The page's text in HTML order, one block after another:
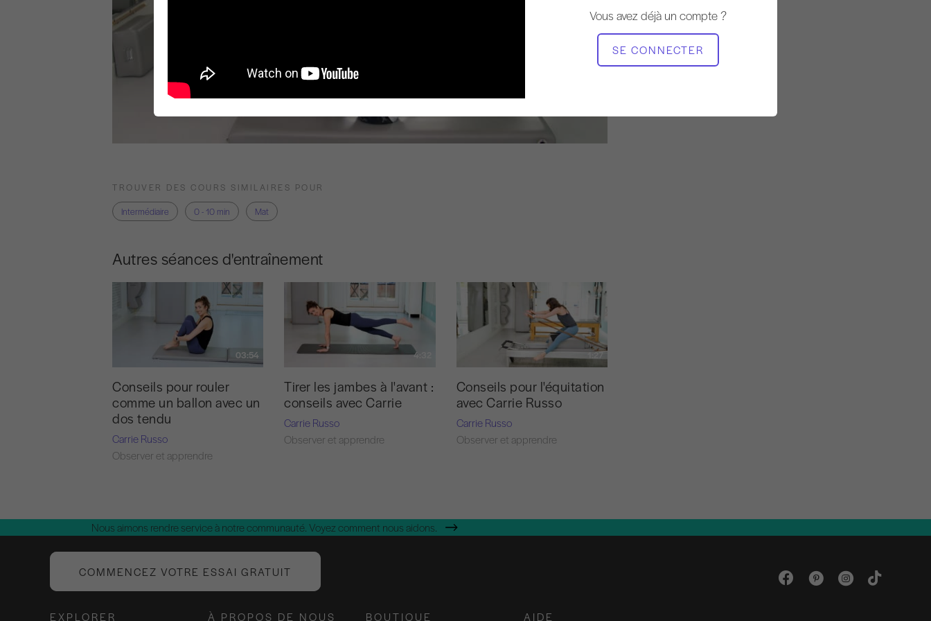
Vous avez déjà un compte ?
SE CONNECTER
MATÉRIEL NÉCESSAIRE
Mat
TROUVER DES COURS SIMILAIRES POUR
Intermédiaire
0 - 10 min Mat
Autres séances d'entraînement
03:54
Conseils pour rouler
comme un ballon avec un
dos tendu
Carrie Russo
Observer et apprendre
4:32
Tirer les jambes à l'avant :
conseils avec Carrie
Carrie Russo
Observer et apprendre
1:27
Conseils pour l'équitation
avec Carrie Russo
Carrie Russo
Observer et apprendre
Nous aimons rendre service à notre communauté. Voyez comment nous aidons.
COMMENCEZ VOTRE ESSAI GRATUIT
EXPLORER À PROPOS DE NOUS BOUTIQUE AIDE